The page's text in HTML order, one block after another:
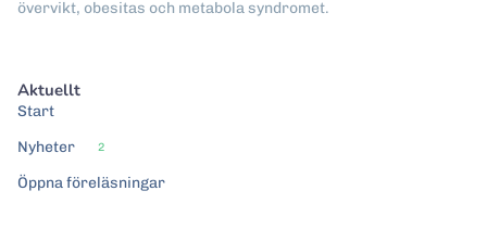
övervikt, obesitas och metabola syndromet.
Aktuellt
Start
Nyheter
2
Öppna föreläsningar